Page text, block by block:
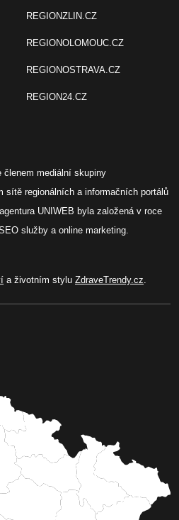
REGIONZLIN.CZ
REGIONOLOMOUC.CZ
REGIONOSTRAVA.CZ
REGION24.CZ
členem mediální skupiny
sítě regionálních a informačních portálů
agentura UNIWEB byla založená v roce
služby a online marketing.
a životním stylu ZdraveTrendy.cz